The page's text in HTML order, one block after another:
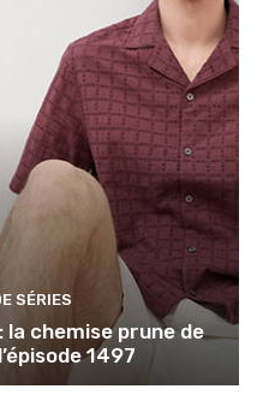
SÉRIES
la chemise prune de
1497